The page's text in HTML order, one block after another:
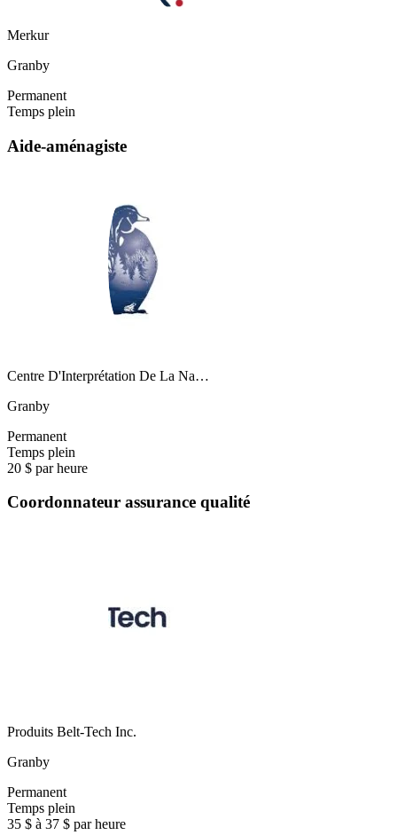
Merkur
Granby
Permanent
Temps plein
Aide-aménagiste
Centre D'Interprétation De La Na…
Granby
Permanent
Temps plein
20 $ par heure
Coordonnateur assurance qualité
Produits Belt-Tech Inc.
Granby
Permanent
Temps plein
35 $ à 37 $ par heure